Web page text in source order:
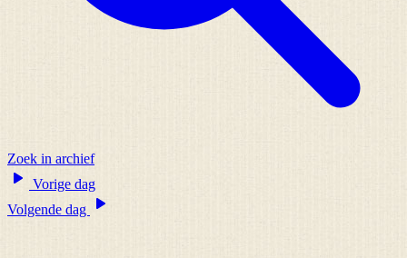
Zoek in archief
Vorige dag
Volgende dag